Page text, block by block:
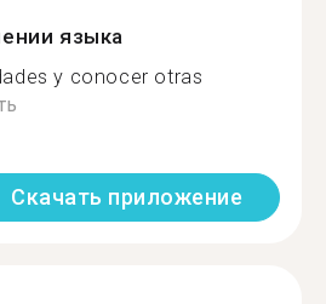
языка
y conocer otras
Скачать приложение